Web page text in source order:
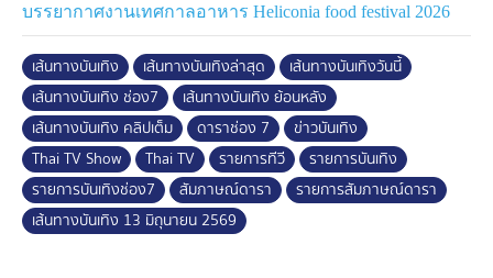
บรรยากาศงานเทศกาลอาหาร Heliconia food festival 2026
เส้นทางบันเทิง เส้นทางบันเทิงล่าสุด
เส้นทางบันเทิงวันนี้
เส้นทางบันเทิง ช่อง7
เส้นทางบันเทิง ย้อนหลัง
เส้นทางบันเทิง คลิปเต็ม
ดาราช่อง 7
ข่าวบันเทิง
Thai TV Show
Thai TV รายการทีวี
รายการบันเทิง
รายการบันเทิงช่อง7
สัมภาษณ์ดารา
รายการสัมภาษณ์ดารา
เส้นทางบันเทิง 13 มิถุนายน 2569